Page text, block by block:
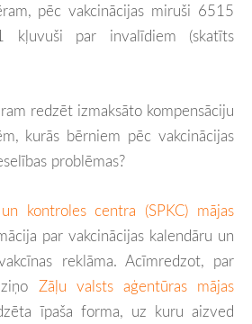
pēc vakcinācijas miruši 6515
kļuvuši par invalīdiem (skatīts
redzēt izmaksāto kompensāciju
kurās bērniem pēc vakcinācijas
problēmas?
kontroles centra (SPKC) mājas
par vakcinācijas kalendāru un
reklāma. Acīmredzot, par
Zāļu valsts aģentūras mājas
īpaša forma, uz kuru aizved